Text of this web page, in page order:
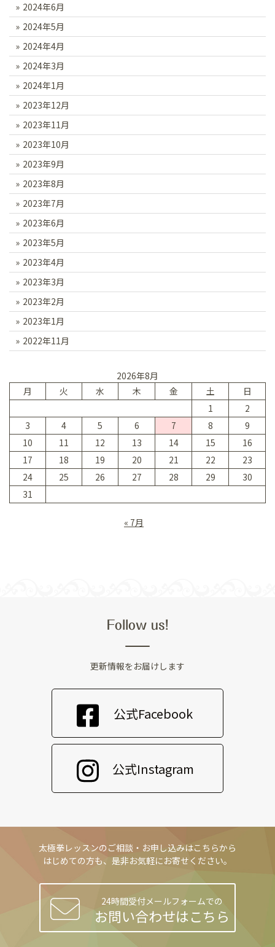
2024年6月
2024年5月
2024年4月
2024年3月
2024年1月
2023年12月
2023年11月
2023年10月
2023年9月
2023年8月
2023年7月
2023年6月
2023年5月
2023年4月
2023年3月
2023年2月
2023年1月
2022年11月
2026年8月
月
火 水 木 金 土
日
1
2
3
4 5 6 7 8
9
10
11 12 13 14 15
16
17
18 19 20 21 22
23
24
25 26 27 28 29
30
31
« 7月
Follow us!
更新情報をお届けします
公式Facebook
公式Instagram
太極拳レッスンのご相談・お申し込みはこちらから
はじめての方も、是非お気軽にお寄せください。
24時間受付メールフォームでの
お問い合わせはこちら